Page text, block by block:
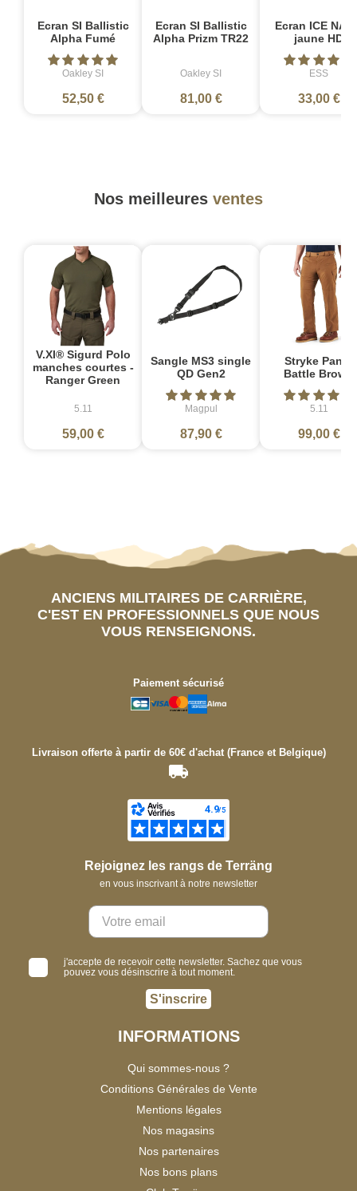
Ecran SI Ballistic
Alpha Fumé
Oakley SI
52,50 €
Ecran SI Ballistic
Alpha Prizm TR22
Oakley SI
81,00 €
Ecran ICE
jaune HD
ESS
33,00 €
Nos meilleures ventes
V.XI® Sigurd Polo
manches courtes -
Ranger Green
5.11
59,00 €
Sangle MS3 single
QD Gen2
Magpul
87,90 €
Stryke Pant -
Battle Brown
5.11
99,00 €
ANCIENS MILITAIRES DE CARRIÈRE,
C'EST EN PROFESSIONNELS QUE NOUS
VOUS RENSEIGNONS.
Paiement sécurisé
Livraison offerte à partir de 60€ d'achat (France et Belgique)
Rejoignez les rangs de Terräng
en vous inscrivant à notre newsletter
j'accepte de recevoir cette newsletter. Sachez que vous
pouvez vous désinscrire à tout moment.
S'inscrire
INFORMATIONS
Qui sommes-nous ?
Conditions Générales de Vente
Mentions légales
Nos magasins
Nos partenaires
Nos bons plans